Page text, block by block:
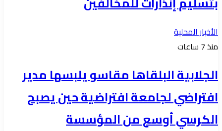
الأخبار المحلية
منذ 7 ساعات
الجلابية البلقاها مقاسو يلبسها ​مدير
افتراضي لجامعة افتراضية حين يصبح
الكرسي أوسع من المؤسسة